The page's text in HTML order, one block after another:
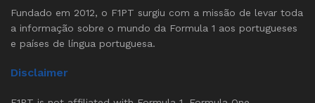
Fundado em 2012, o F1PT surgiu com a missão de levar toda
a informação sobre o mundo da Formula 1 aos portugueses
e países de língua portuguesa.
Disclaimer